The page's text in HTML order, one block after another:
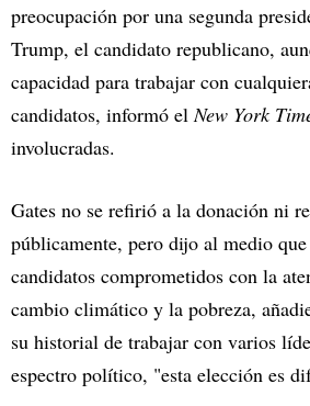
preocupación por una segunda
Trump, el candidato republicano,
capacidad para trabajar con
candidatos, informó el New York
involucradas.
Gates no se refirió a la donación ni
públicamente, pero dijo al medio que
candidatos comprometidos con la
cambio climático y la pobreza,
su historial de trabajar con varios
espectro político, "esta elección es